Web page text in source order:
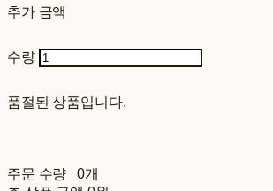
추가 금액
수량
품절된 상품입니다.
주문 수량
0개